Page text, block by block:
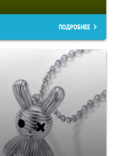
ПОДРОБНЕЕ